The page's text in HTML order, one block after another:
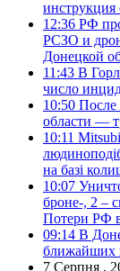
12:36 РФ
РСЗО и
Донецкой
11:43 В
число
10:50 После
области —
10:11
на базі
10:07
броне-, 2 –
Потери РФ
09:14 В
ближайших
7 Серпня ,